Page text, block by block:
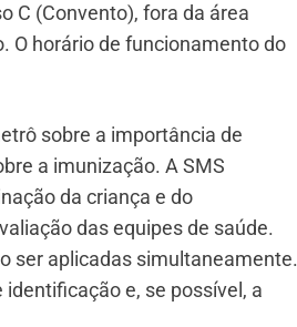
C (Convento), fora da área
O horário de funcionamento do
sobre a importância de
a imunização. A SMS
da criança e do
das equipes de saúde.
ser aplicadas simultaneamente.
e, se possível, a